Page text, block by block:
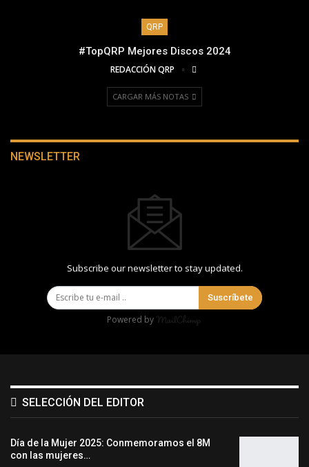
QRP
#TopQRP Mejores Discos 2024
REDACCIÓN QRP
CARGAR MÁS NOTAS
NEWSLETTER
Subscribe our newsletter to stay updated.
Suscríbete
Powered by
SELECCIÓN DEL EDITOR
Día de la Mujer 2025: Conmemoramos el 8M
con las mujeres…